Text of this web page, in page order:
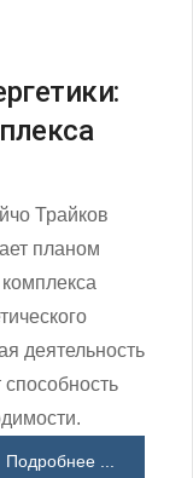
Трайков
планом
комплекса
деятельность
способность
Подробнее ...